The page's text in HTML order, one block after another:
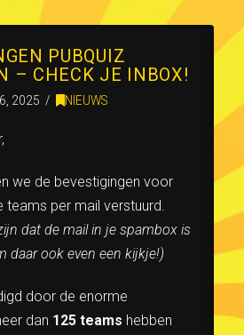
PUBQUIZ
– CHECK JE INBOX!
2025 NIEUWS
we de bevestigingen voor
teams per mail verstuurd.
dat de mail in je spambox is
daar ook even een kijkje!)
door de enorme
dan 125 teams hebben